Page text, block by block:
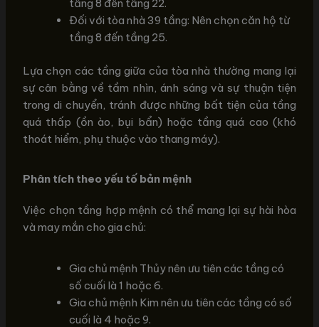
tầng 8 đến tầng 22.
Đối với tòa nhà 39 tầng: Nên chọn căn hộ từ
tầng 8 đến tầng 25.
Lựa chọn các tầng giữa của tòa nhà thường mang lại
sự cân bằng về tầm nhìn, ánh sáng và sự thuận tiện
trong di chuyển, tránh được những bất tiện của tầng
quá thấp (ồn ào, bụi bẩn) hoặc tầng quá cao (khó
thoát hiểm, phụ thuộc vào thang máy).
Phân tích theo yếu tố bản mệnh
Việc chọn tầng hợp mệnh có thể mang lại sự hài hòa
và may mắn cho gia chủ:
Gia chủ mệnh Thủy nên ưu tiên các tầng có
số cuối là 1 hoặc 6.
Gia chủ mệnh Kim nên ưu tiên các tầng có số
cuối là 4 hoặc 9.